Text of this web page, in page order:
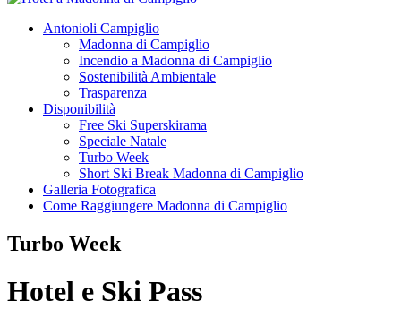
Antonioli Campiglio
Madonna di Campiglio
Incendio a Madonna di Campiglio
Sostenibilità Ambientale
Trasparenza
Disponibilità
Free Ski Superskirama
Speciale Natale
Turbo Week
Short Ski Break Madonna di Campiglio
Galleria Fotografica
Come Raggiungere Madonna di Campiglio
Turbo Week
Hotel e Ski Pass